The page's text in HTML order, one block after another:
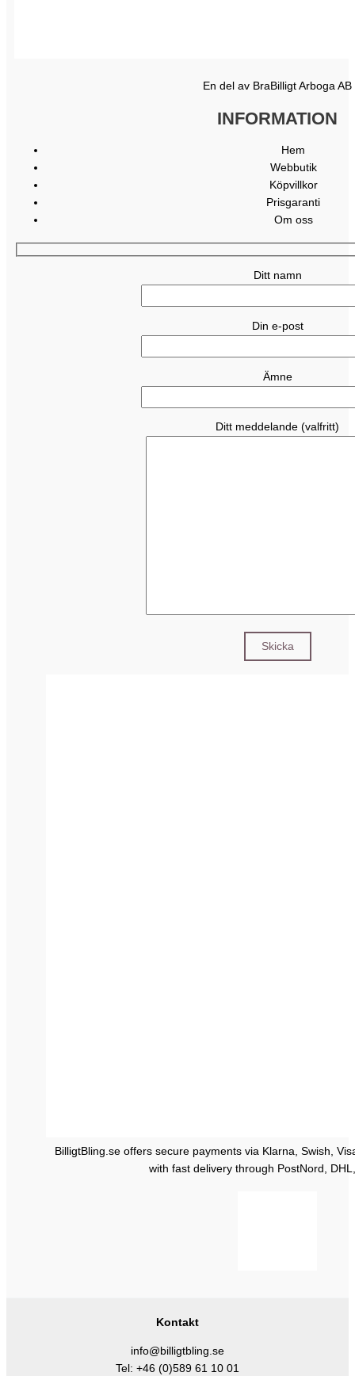
En del av BraBilligt Arboga AB
INFORMATION
Hem
Webbutik
Köpvillkor
Prisgaranti
Om oss
Ditt namn
Din e-post
Ämne
Ditt meddelande (valfritt)
BilligtBling.se offers secure payments via Klarna, Swish,
with fast delivery through PostNord,
Kontakt
info@billigtbling.se
Tel: +46 (0)589 61 10 01